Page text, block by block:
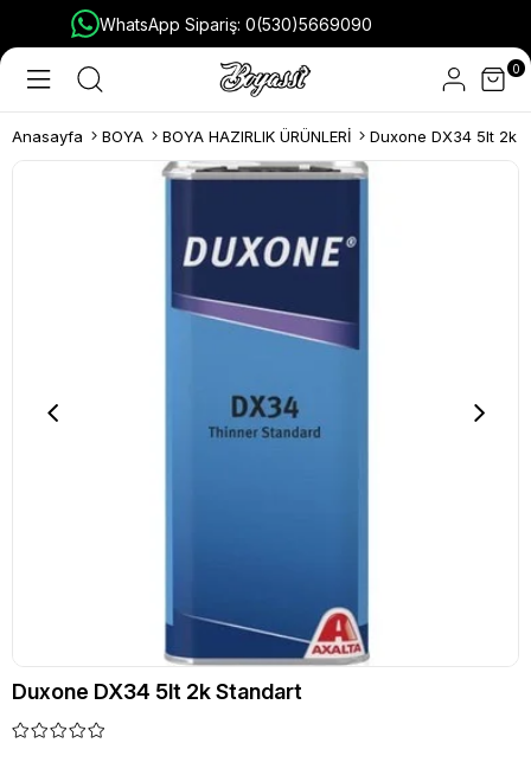
WhatsApp Sipariş: 0(530)5669090
0
Anasayfa BOYA BOYA HAZIRLIK ÜRÜNLERİ Duxone DX34 5lt 2k
Duxone DX34 5lt 2k Standart